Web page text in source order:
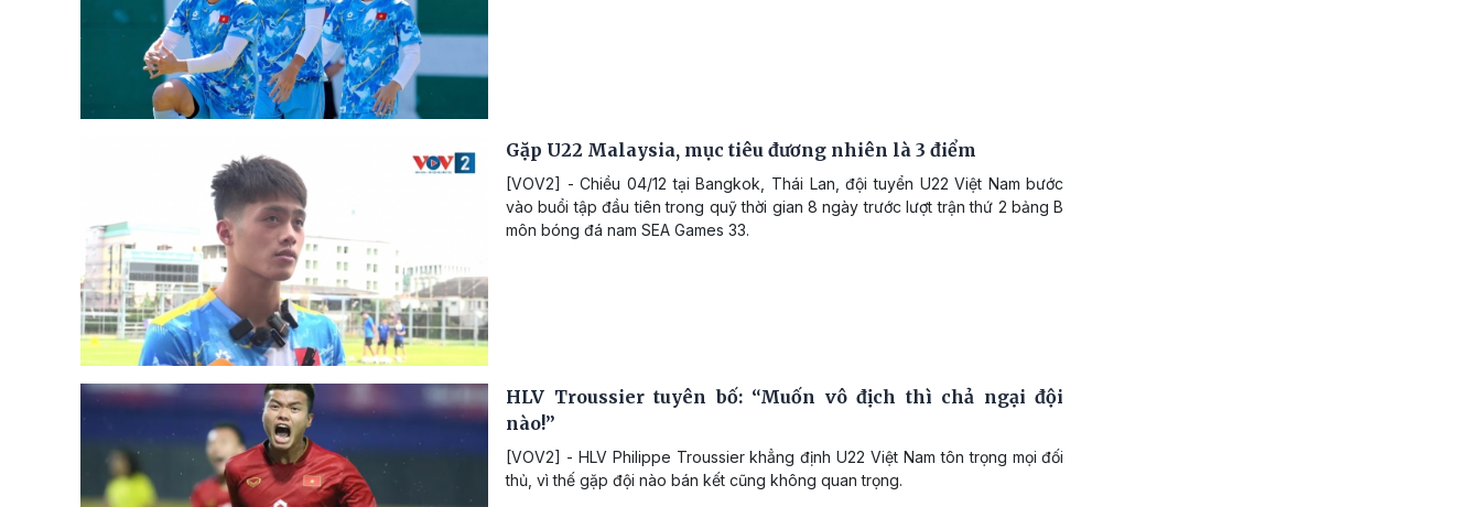
Gặp U22 Malaysia, mục tiêu đương nhiên là 3 điểm
[VOV2] - Chiều 04/12 tại Bangkok, Thái Lan, đội tuyển U22 Việt Nam bước
vào buổi tập đầu tiên trong quỹ thời gian 8 ngày trước lượt trận thứ 2 bảng B
môn bóng đá nam SEA Games 33.
HLV Troussier tuyên bố: “Muốn vô địch thì chả ngại đội
nào!”
[VOV2] - HLV Philippe Troussier khẳng định U22 Việt Nam tôn trọng mọi đối
thủ, vì thế gặp đội nào bán kết cũng không quan trọng.